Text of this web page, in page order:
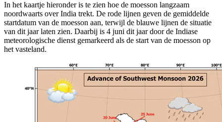
In het kaartje hieronder is te zien hoe de moesson langzaam
noordwaarts over India trekt. De rode lijnen geven de gemiddelde
startdatum van de moesson aan, terwijl de blauwe lijnen de situatie
van dit jaar laten zien. Daarbij is 4 juni dit jaar door de Indiase
meteorologische dienst gemarkeerd als de start van de moesson op
het vasteland.